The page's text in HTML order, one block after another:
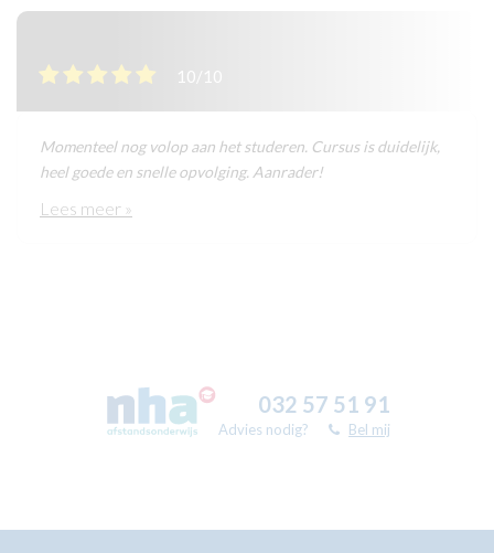
10/10
Momenteel nog volop aan het studeren. Cursus is duidelijk,
heel goede en snelle opvolging. Aanrader!
Lees meer »
032 57 51 91
Advies nodig? Bel mij